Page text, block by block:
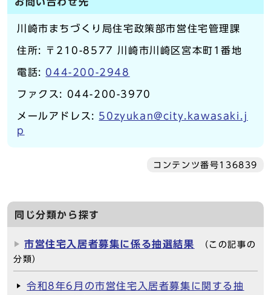
川崎市まちづくり局住宅政策部市営住宅管理課
住所: 〒210-8577 川崎市川崎区宮本町1番地
電話: 044-200-2948
ファクス: 044-200-3970
メールアドレス: 50zyukan@city.kawasaki.j
p
コンテンツ番号136839
同じ分類から探す
市営住宅入居者募集に係る抽選結果
（この記事の
分類）
令和8年6月の市営住宅入居者募集に関する抽